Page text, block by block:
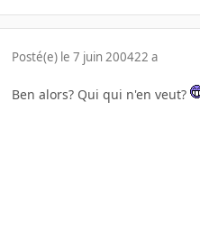
Posté(e) le 7 juin 200422 a
Ben alors? Qui qui n'en veut?